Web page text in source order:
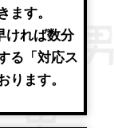
ます。
ければ数分
る「対応ス
ります。